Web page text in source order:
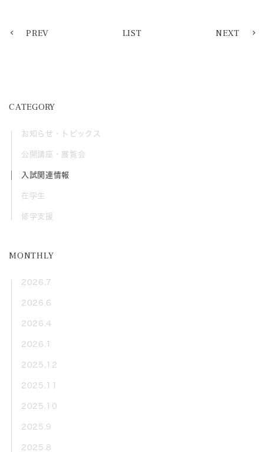
PREV LIST NEXT
CATEGORY
お知らせ・トピックス
公開講座・展覧会
入試関連情報
在学生
修学支援
MONTHLY
2026.7
2026.6
2026.4
2026.1
2025.12
2025.11
2025.10
2025.9
2025.8